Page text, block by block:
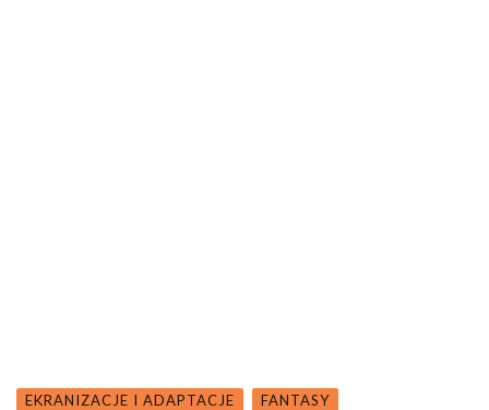
EKRANIZACJE I ADAPTACJE
FANTASY